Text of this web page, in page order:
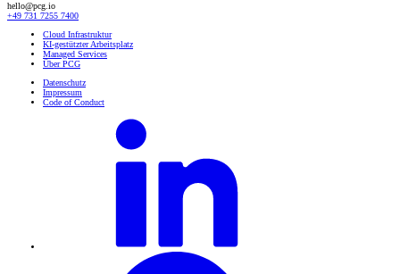
hello@pcg.io
+49 731 7255 7400
Cloud Infrastruktur
KI-gestützter Arbeitsplatz
Managed Services
Über PCG
Datenschutz
Impressum
Code of Conduct